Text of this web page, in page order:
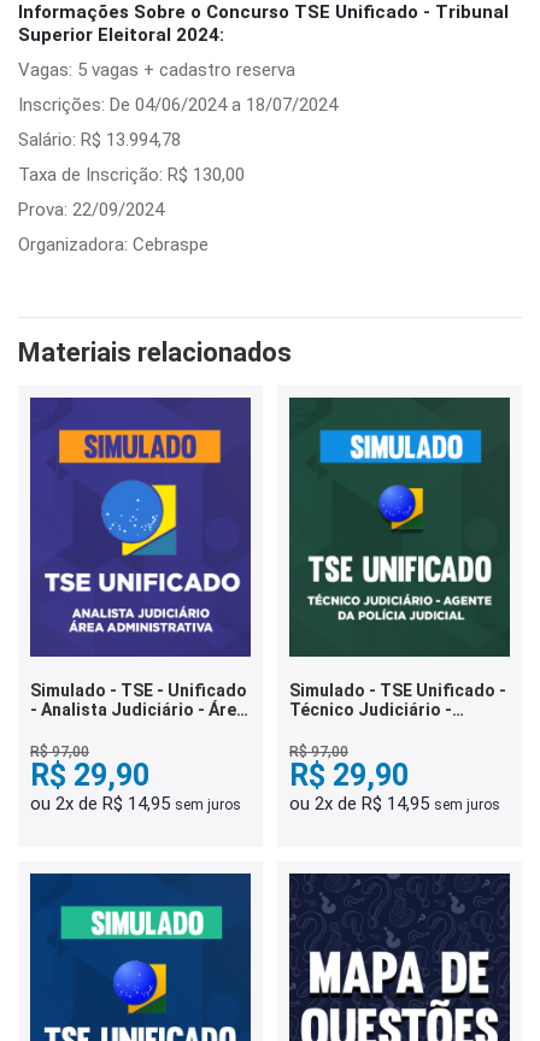
Informações Sobre o Concurso TSE Unificado - Tribunal
Superior Eleitoral 2024:
Vagas: 5 vagas + cadastro reserva
Inscrições: De 04/06/2024 a 18/07/2024
Salário: R$ 13.994,78
Taxa de Inscrição: R$ 130,00
Prova: 22/09/2024
Organizadora: Cebraspe
Materiais relacionados
Simulado - TSE - Unificado
- Analista Judiciário - Área
R$ 97,00
R$ 29,90
ou 2x de R$ 14,95 sem juros
Simulado - TSE Unificado -
Técnico Judiciário -
R$ 97,00
R$ 29,90
ou 2x de R$ 14,95 sem juros